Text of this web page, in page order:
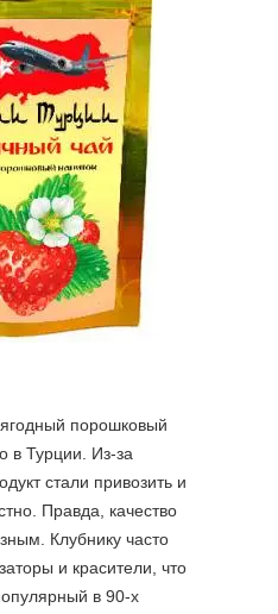
порошковый
в Турции. Из-за
стали привозить и
Правда, качество
Клубнику часто
и красители, что
в 90-х